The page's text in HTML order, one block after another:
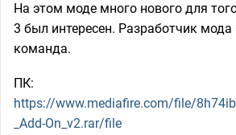
На этом моде много нового для
3 был интересен. Разработчик мода
команда.
ПК:
https://www.mediafire.com/file/
_Add-On_v2.rar/file